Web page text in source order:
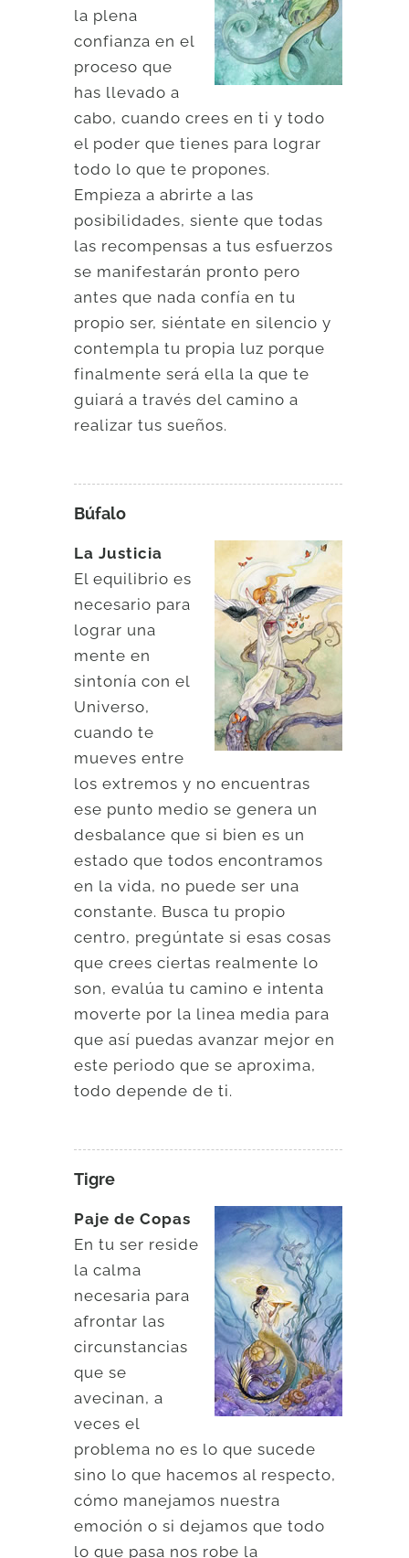
la plena
confianza en el
proceso que
has llevado a
cabo, cuando crees en ti y todo
el poder que tienes para lograr
todo lo que te propones.
Empieza a abrirte a las
posibilidades, siente que todas
las recompensas a tus esfuerzos
se manifestarán pronto pero
antes que nada confía en tu
propio ser, siéntate en silencio y
contempla tu propia luz porque
finalmente será ella la que te
guiará a través del camino a
realizar tus sueños.
Búfalo
La Justicia
El equilibrio es
necesario para
lograr una
mente en
sintonía con el
Universo,
cuando te
mueves entre
los extremos y no encuentras
ese punto medio se genera un
desbalance que si bien es un
estado que todos encontramos
en la vida, no puede ser una
constante. Busca tu propio
centro, pregúntate si esas cosas
que crees ciertas realmente lo
son, evalúa tu camino e intenta
moverte por la linea media para
que así puedas avanzar mejor en
este periodo que se aproxima,
todo depende de ti.
Tigre
Paje de Copas
En tu ser reside
la calma
necesaria para
afrontar las
circunstancias
que se
avecinan, a
veces el
problema no es lo que sucede
sino lo que hacemos al respecto,
cómo manejamos nuestra
emoción o si dejamos que todo
lo que pasa nos robe la